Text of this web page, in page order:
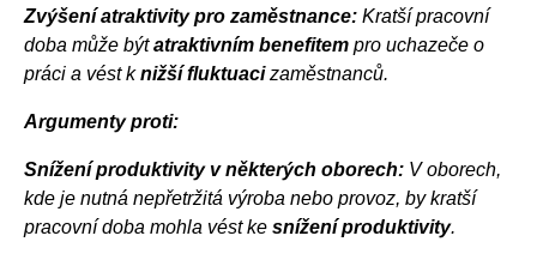
Zvýšení atraktivity pro zaměstnance: Kratší pracovní
doba může býtatraktivním benefitem pro uchazeče o
práci a vést knižší fluktuacizaměstnanců.
Argumenty proti:
Snížení produktivity v některých oborech: V oborech,
kde je nutná nepřetržitá výroba nebo provoz, by kratší
pracovní doba mohla vést ke snížení produktivity.